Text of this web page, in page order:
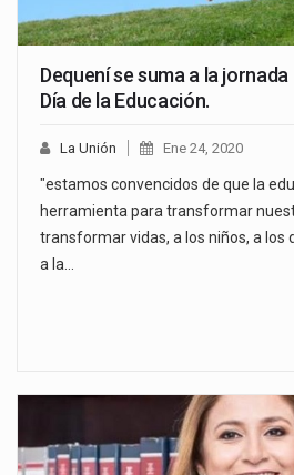
Dequení se suma a la
Día de la Educación.
La Unión Ene 24, 2020
"estamos convencidos de que la
herramienta para transformar
transformar vidas, a los niños, a los
a la…